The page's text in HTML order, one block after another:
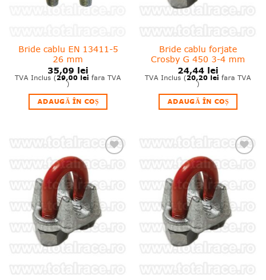
Bride cablu EN 13411-5
26 mm
35,09 lei
TVA Inclus (29,00 lei fara TVA
)
ADAUGĂ ÎN COȘ
Bride cablu forjate
Crosby G 450 3-4 mm
24,44 lei
TVA Inclus (20,20 lei fara TVA
)
ADAUGĂ ÎN COȘ
wishlist!
wishlist!